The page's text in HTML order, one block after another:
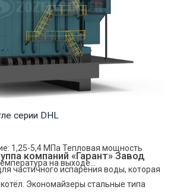
серии DHL
1,25-5,4 МПа Тепловая мощность
на выходе...
компаний «Гарант» Завод
частичного испарения воды, которая
Экономайзеры стальные типа